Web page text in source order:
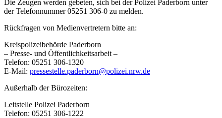
Die Zeugen werden gebeten, sich bei der Polizei Paderborn unter
der Telefonnummer 05251 306-0 zu melden.
Rückfragen von Medienvertretern bitte an:
Kreispolizeibehörde Paderborn
– Presse- und Öffentlichkeitsarbeit –
Telefon: 05251 306-1320
E-Mail: pressestelle.paderborn@polizei.nrw.de
Außerhalb der Bürozeiten:
Leitstelle Polizei Paderborn
Telefon: 05251 306-1222